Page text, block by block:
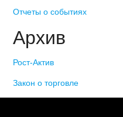
Отчеты о событиях
Архив
Рост-Актив
Закон о торговле